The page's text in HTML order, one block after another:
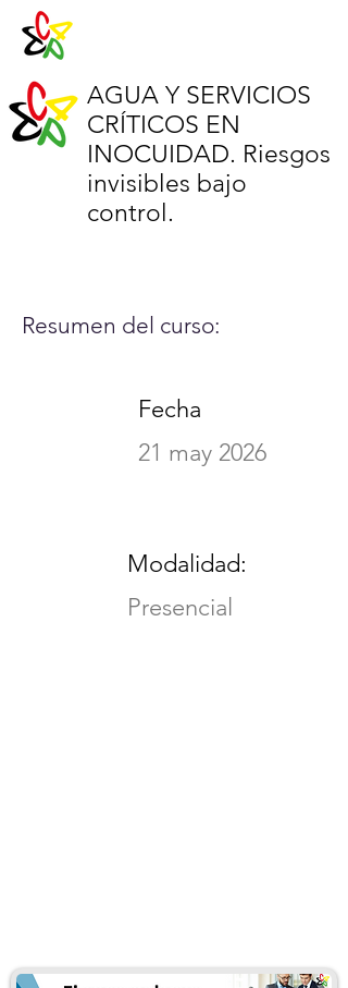
AGUA Y SERVICIOS
CRÍTICOS EN
INOCUIDAD. Riesgos
invisibles bajo
control.
Resumen del curso:
Fecha
21 may 2026
Modalidad:
Presencial